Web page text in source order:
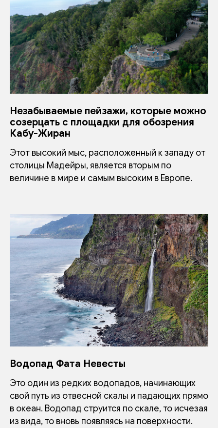
Незабываемые пейзажи, которые можно
созерцать с площадки для обозрения
Кабу-Жиран
Этот высокий мыс, расположенный к западу от
столицы Мадейры, является вторым по
величине в мире и самым высоким в Европе.
Водопад Фата Невесты
Это один из редких водопадов, начинающих
свой путь из отвесной скалы и падающих прямо
в океан. Водопад струится по скале, то исчезая
из вида, то вновь появляясь на поверхности.